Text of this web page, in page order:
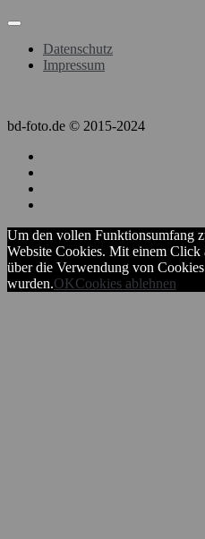
Datenschutz
Impressum
bd-foto.de © 2015-2024
Um den vollen Funktionsumfang
Website Cookies. Mit einem Click
über die Verwendung von
wurden.OKCookies ablehnen